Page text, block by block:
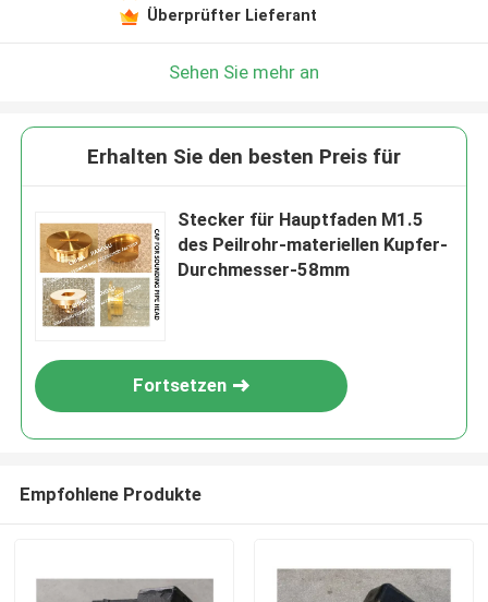
Überprüfter Lieferant
Sehen Sie mehr an
Erhalten Sie den besten Preis für
Stecker für Hauptfaden M1.5
des Peilrohr-materiellen Kupfer-
Durchmesser-58mm
Fortsetzen
Empfohlene Produkte